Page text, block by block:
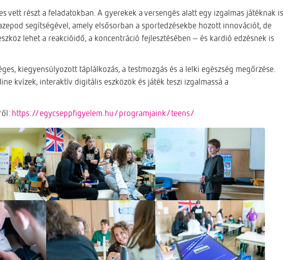
vett részt a feladatokban. A gyerekek a versengés alatt egy izgalmas játéknak is
segítségével, amely elsősorban a sportedzésekbe hozott innovációt, de
lehet a reakcióidő, a koncentráció fejlesztésében – és kardió edzésnek is
kiegyensúlyozott táplálkozás, a testmozgás és a lelki egészség megőrzése.
kvízek, interaktív digitális eszközök és játék teszi izgalmassá a
https://egycseppfigyelem.hu/programjaink/teens/